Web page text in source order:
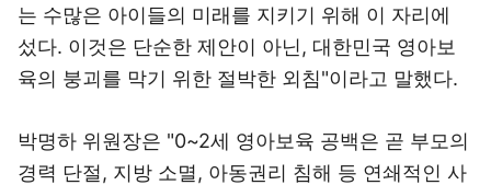
는 수많은 아이들의 미래를 지키기 위해 이 자리에
섰다. 이것은 단순한 제안이 아닌, 대한민국 영아보
육의 붕괴를 막기 위한 절박한 외침"이라고 말했다.
박명하 위원장은 "0~2세 영아보육 공백은 곧 부모의
경력 단절, 지방 소멸, 아동권리 침해 등 연쇄적인 사